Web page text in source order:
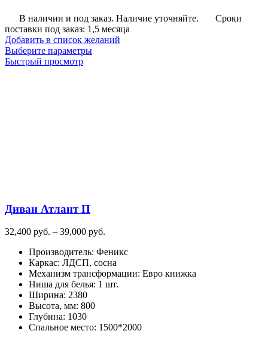
В наличии и под заказ. Наличие уточняйте.
Сроки
поставки под заказ: 1,5 месяца
Добавить в список желаний
Выберите параметрыЭтот
Быстрый просмотр
Диван Атлант П
32,400 руб. – 39,000 руб.
32,400
руб.
–
39,000
Производитель: Феникс
Каркас: ЛДСП, сосна
Механизм трансформации: Евро книжка
Ниша для белья: 1 шт.
Ширина: 2380
Высота, мм: 800
Глубина: 1030
Спальное место: 1500*2000